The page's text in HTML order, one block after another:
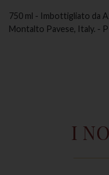
750 ml - Imbottigliato da
Montalto Pavese, Italy. -
I